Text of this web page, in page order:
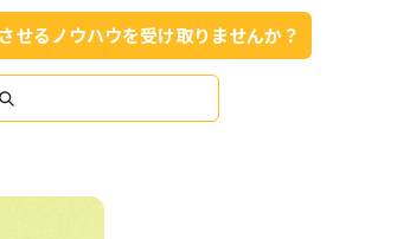
せるノウハウを受け取りませんか？